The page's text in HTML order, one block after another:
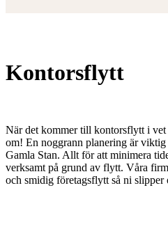
Kontorsflytt
När det kommer till kontorsflytt i
om! En noggrann planering är
Gamla Stan. Allt för att minimera
verksamt på grund av flytt. Våra
och smidig företagsflytt så ni